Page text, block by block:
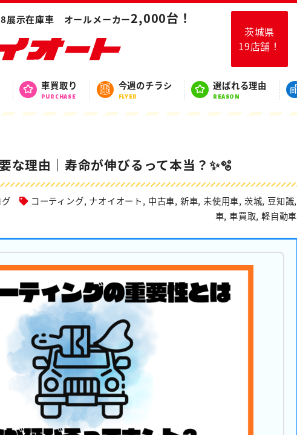
展示在庫車 オールメーカー2,000台！
茨城県
19店舗！
車買取り
PURCHASE
今週のチラシ
FLYER
選ばれる理由
REASON
車のコーティングが重要な理由｜寿命が伸びるって本当？✨🫧
スタッフブログ
BLOG
な理由｜寿命が伸びるって本当？✨🫧
コーティング, ナオイオート, 中古車, 新車, 未使用車, 茨城, 豆知識,
車, 車買取, 軽自動車